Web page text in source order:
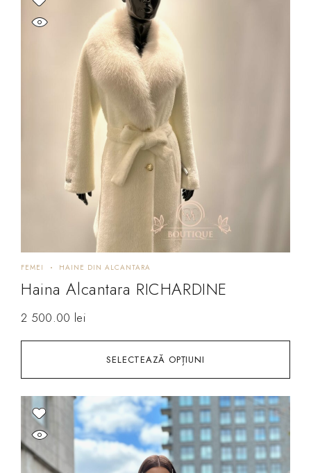
SELECTEAZĂ OPȚIUNI
FEMEI HAINE DIN ALCANTARA
Haina Alcantara RICHARDINE
2 500.00 lei